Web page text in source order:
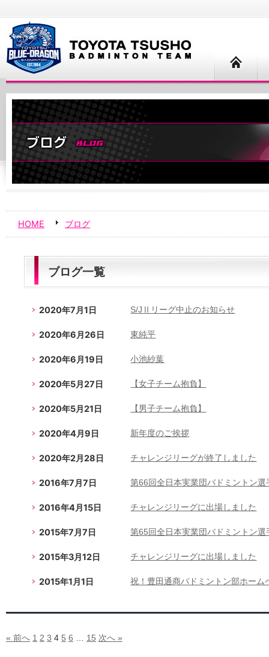
HOME ブログ
ブログ一覧
2020年7月1日 S/JⅡリーグ中止のお知らせ
2020年6月26日 東純平
2020年6月19日 小池紗葉
2020年5月27日 【女子チーム抱負】
2020年5月21日 【男子チーム抱負】
2020年4月9日 新年度のご挨拶
2020年2月28日 チャレンジリーグが終了しました
2016年7月7日 第66回全日本実業団バドミントン
2016年4月15日 チャレンジリーグに出場しました
2015年7月7日 第65回全日本実業団バドミントン
2015年3月12日 チャレンジリーグに出場しました
2015年1月1日 祝！豊田通商バドミントン部ホーム
« 前へ 1 2 3 4 5 6 15 次へ »